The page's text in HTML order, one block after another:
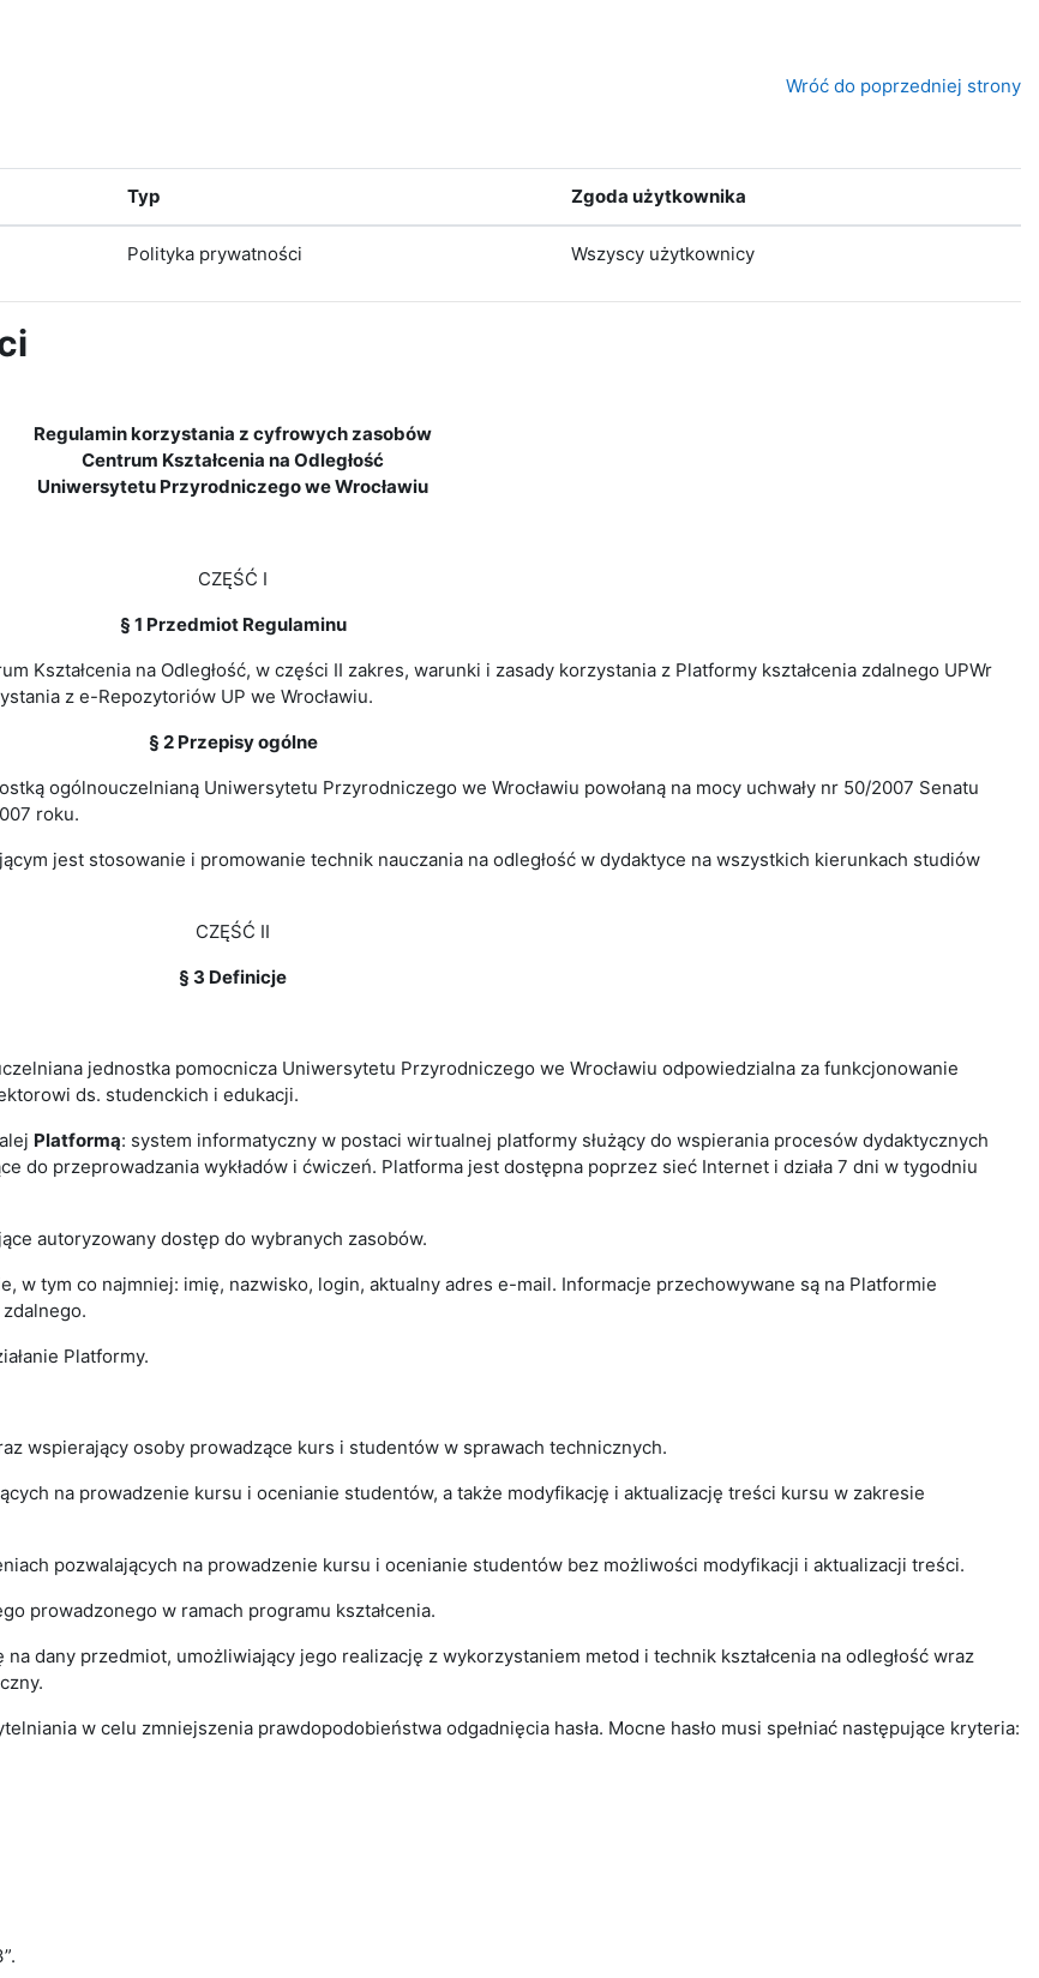
Wróć do poprzedniej strony
Typ Zgoda użytkownika
Polityka prywatności Wszyscy użytkownicy
Regulamin korzystania z cyfrowych zasobów
Centrum Kształcenia na Odległość
Uniwersytetu Przyrodniczego we Wrocławiu
CZĘŚĆ I
§ 1 Przedmiot Regulaminu
Kształcenia na Odległość, w części II zakres, warunki i zasady korzystania z Platformy kształcenia zdalnego UPWr
z e-Repozytoriów UP we Wrocławiu.
§ 2 Przepisy ogólne
ogólnouczelnianą Uniwersytetu Przyrodniczego we Wrocławiu powołaną na mocy uchwały nr 50/2007 Senatu
roku.
jest stosowanie i promowanie technik nauczania na odległość w dydaktyce na wszystkich kierunkach studiów
CZĘŚĆ II
§ 3 Definicje
jednostka pomocnicza Uniwersytetu Przyrodniczego we Wrocławiu odpowiedzialna za funkcjonowanie
ds. studenckich i edukacji.
Platformą: system informatyczny w postaci wirtualnej platformy służący do wspierania procesów dydaktycznych
do przeprowadzania wykładów i ćwiczeń. Platforma jest dostępna poprzez sieć Internet i działa 7 dni w tygodniu
autoryzowany dostęp do wybranych zasobów.
w tym co najmniej: imię, nazwisko, login, aktualny adres e-mail. Informacje przechowywane są na Platformie
Platformy.
wspierający osoby prowadzące kurs i studentów w sprawach technicznych.
na prowadzenie kursu i ocenianie studentów, a także modyfikację i aktualizację treści kursu w zakresie
pozwalających na prowadzenie kursu i ocenianie studentów bez możliwości modyfikacji i aktualizacji treści.
prowadzonego w ramach programu kształcenia.
dany przedmiot, umożliwiający jego realizację z wykorzystaniem metod i technik kształcenia na odległość wraz
w celu zmniejszenia prawdopodobieństwa odgadnięcia hasła. Mocne hasło musi spełniać następujące kryteria: